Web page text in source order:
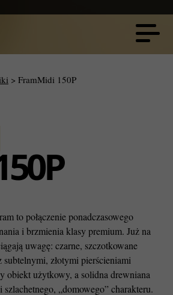
> FramMidi 150P
to połączenie ponadczasowego
i brzmienia klasy premium. Już na
uwagę: czarne, szczotkowane
złotymi pierścieniami
obiekt użytkowy, a solidna drewniana
szlachetnego, „domowego” charakteru.